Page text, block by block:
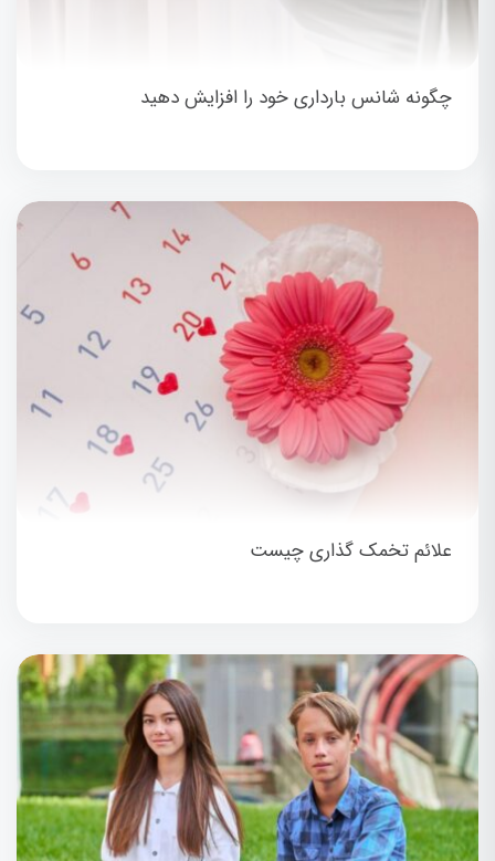
چگونه شانس بارداری خود را افزایش دهید
علائم تخمک گذاری چیست